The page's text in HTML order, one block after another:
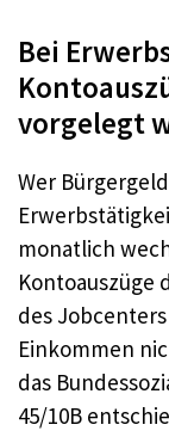
Bei
vorgelegt
Wer
monatlich
Kontoauszüge
des
Einkommen
das
45/10B